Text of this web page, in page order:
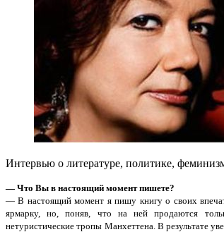
Интервью о литературе, политике,
— Что Вы в настоящий момент пишете?
— В настоящий момент я пишу книгу о своих
ярмарку, но, поняв, что на ней продаются
нетуристические тропы Манхеттена. В результате